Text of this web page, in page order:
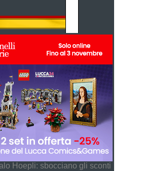
Hoepli: sbocciano gli sconti